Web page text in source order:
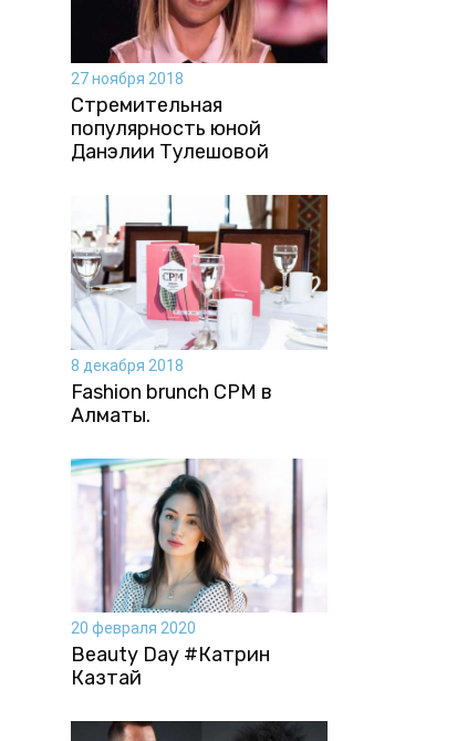
27 ноября 2018
Стремительная
популярность юной
Данэлии Тулешовой
8 декабря 2018
Fashion brunch CPM в
Алматы.
20 февраля 2020
Beauty Day #Катрин
Казтай